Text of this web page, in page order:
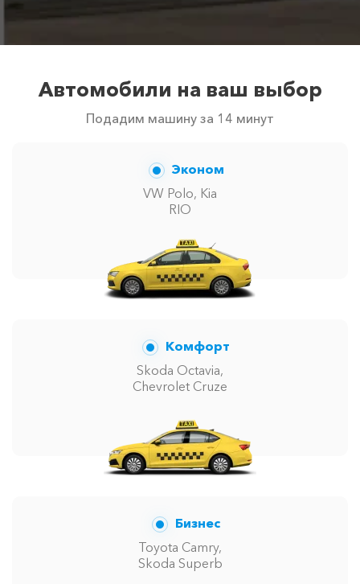
Автомобили на ваш выбор
Подадим машину за 14 минут
Эконом
VW Polo, Kia
RIO
Комфорт
Skoda Octavia,
Chevrolet Cruze
Бизнес
Toyota Camry,
Skoda Superb